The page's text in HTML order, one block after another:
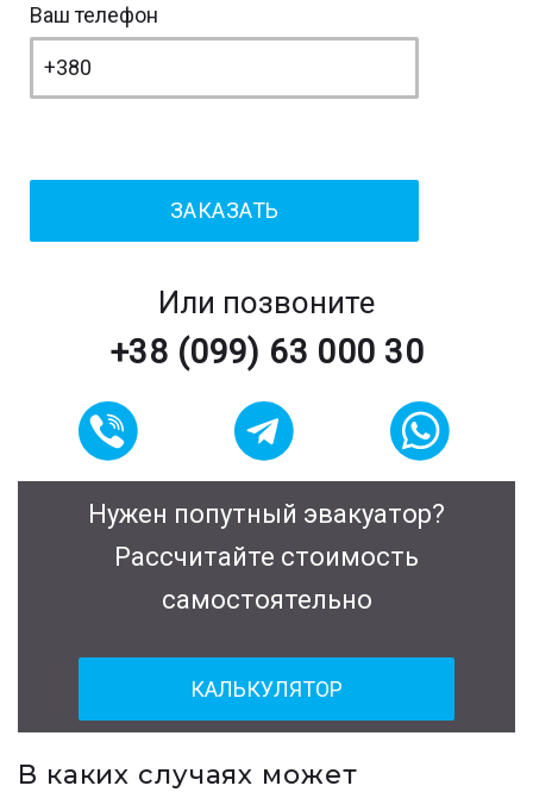
Ваш телефон
Или позвоните
+38 (099) 63 000 30
Нужен попутный эвакуатор?
Рассчитайте стоимость
самостоятельно
КАЛЬКУЛЯТОР
В каких случаях может